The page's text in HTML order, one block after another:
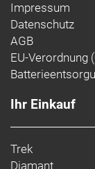
Impressum
Datenschutz
AGB
EU-Verordnung
Ihr Einkauf
Trek
Diamant